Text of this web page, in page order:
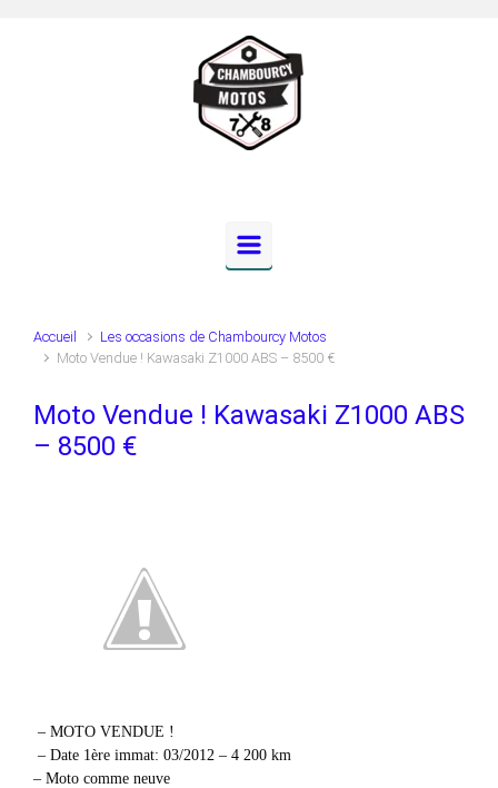
Accueil
Les occasions de Chambourcy Motos
Moto Vendue ! Kawasaki Z1000 ABS – 8500 €
Moto Vendue ! Kawasaki Z1000 ABS
– 8500 €
– MOTO VENDUE !
– Date 1ère immat: 03/2012 – 4 200 km
– Moto comme neuve